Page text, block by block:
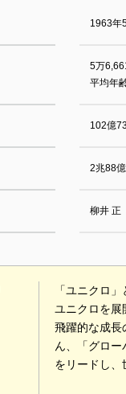
1963年
5万
平均年
102億
2兆88
柳井 正
「ユニクロ
ユニクロを展
飛躍的な成長
ん、「グロ
をリードし、